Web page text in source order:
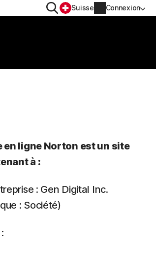
Rechercher
Suisse Connexion
Renouveler
Historique des commandes
Saisissez votre clé de produit
en ligne Norton est un site
à :
: Gen Digital Inc.
: Société)
: